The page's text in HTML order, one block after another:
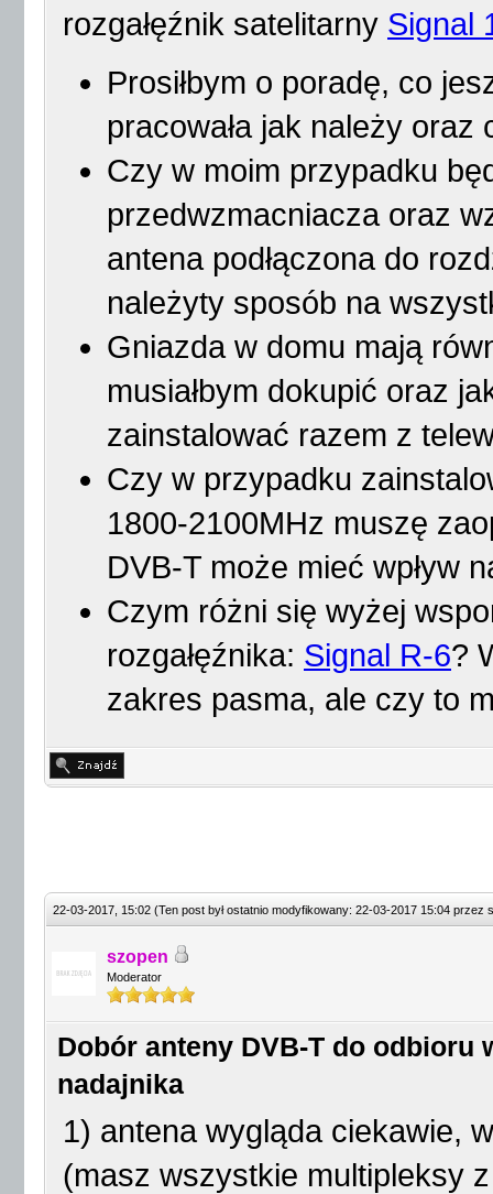
rozgałęźnik satelitarny Signal
Prosiłbym o poradę, co
pracowała jak należy
Czy w moim przypadku
przedwzmacniacza oraz
antena podłączona do
należyty sposób na
Gniazda w domu mają
musiałbym dokupić oraz
zainstalować razem z
Czy w przypadku
1800-2100MHz muszę
DVB-T może mieć wpływ
Czym różni się wyżej
rozgałęźnika: Signal R-6?
zakres pasma, ale czy to
22-03-2017, 15:02 (Ten post był ostatnio modyfikowany: 22-03-2017 15:04 przez
szopen
Moderator
Dobór anteny DVB-T do
nadajnika
1) antena wygląda ciekawie,
(masz wszystkie multipleksy